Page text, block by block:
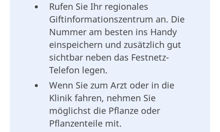
Rufen Sie Ihr regionales
Giftinformationszentrum an. Die
Nummer am besten ins Handy
einspeichern und zusätzlich gut
sichtbar neben das Festnetz-
Telefon legen.
Wenn Sie zum Arzt oder in die
Klinik fahren, nehmen Sie
möglichst die Pflanze oder
Pflanzenteile mit.